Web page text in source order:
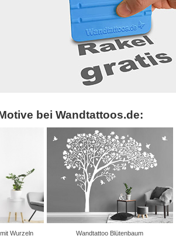
bei Wandtattoos.de:
Wurzeln
Wandtattoo Blütenbaum